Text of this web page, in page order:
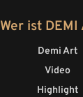
Wer ist DEMI
Demi Art
Video
Highlight